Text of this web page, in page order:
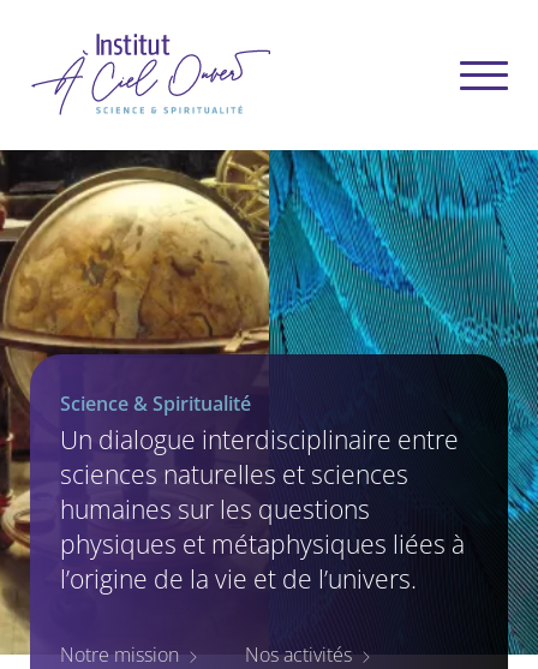
Science & Spiritualité
Un dialogue interdisciplinaire entre
sciences naturelles et sciences
humaines sur les questions
physiques et métaphysiques liées à
l’origine de la vie et de l’univers.
Notre mission Nos activités